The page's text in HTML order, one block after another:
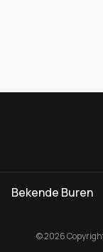
Bekende Buren
© 2026